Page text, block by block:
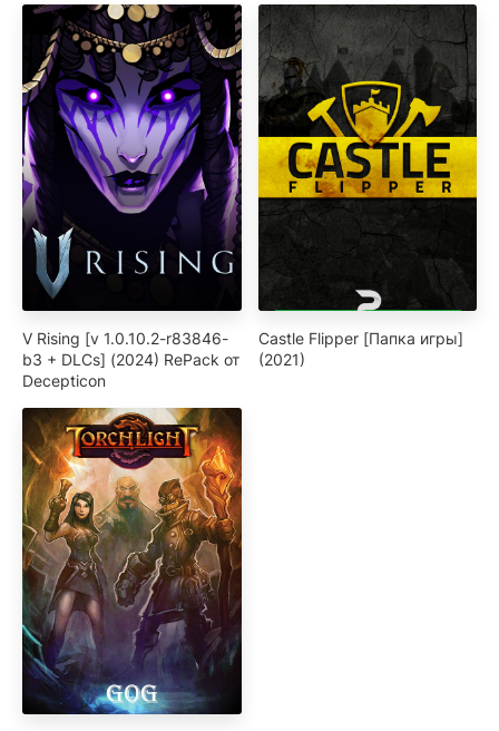
V Rising [v 1.0.10.2-r83846-
b3 + DLCs] (2024) RePack от
Decepticon
Castle Flipper [Папка игры]
(2021)